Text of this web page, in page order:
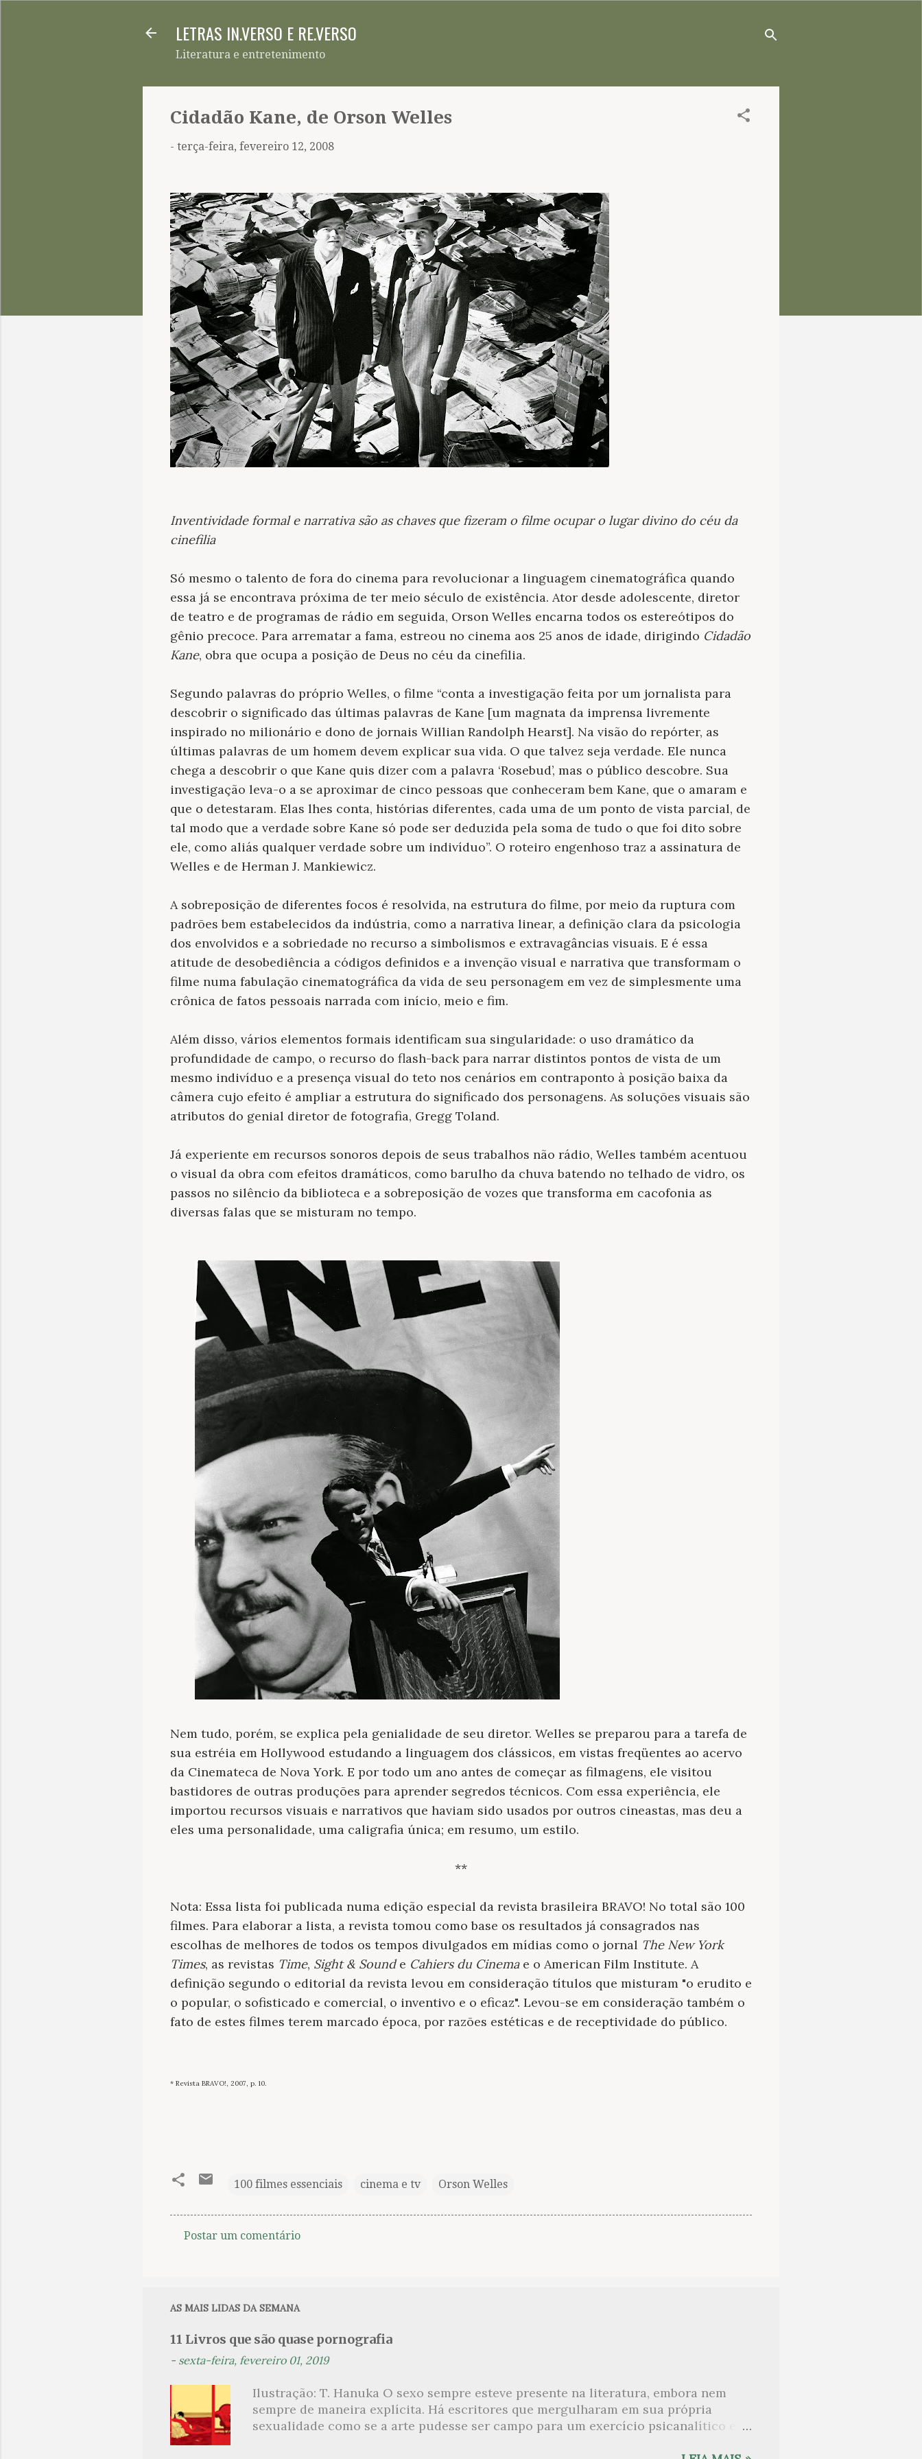
LETRAS IN.VERSO E RE.VERSO
Literatura e entretenimento
Cidadão Kane, de Orson Welles
- terça-feira, fevereiro 12, 2008
Inventividade formal e narrativa são as chaves que fizeram o filme ocupar o lugar divino do céu da
cinefilia
Só mesmo o talento de fora do cinema para revolucionar a linguagem cinematográfica quando
essa já se encontrava próxima de ter meio século de existência. Ator desde adolescente, diretor
de teatro e de programas de rádio em seguida, Orson Welles encarna todos os estereótipos do
gênio precoce. Para arrematar a fama, estreou no cinema aos 25 anos de idade, dirigindo Cidadão
Kane, obra que ocupa a posição de Deus no céu da cinefilia.
Segundo palavras do próprio Welles, o filme “conta a investigação feita por um jornalista para
descobrir o significado das últimas palavras de Kane [um magnata da imprensa livremente
inspirado no milionário e dono de jornais Willian Randolph Hearst]. Na visão do repórter, as
últimas palavras de um homem devem explicar sua vida. O que talvez seja verdade. Ele nunca
chega a descobrir o que Kane quis dizer com a palavra ‘Rosebud’, mas o público descobre. Sua
investigação leva-o a se aproximar de cinco pessoas que conheceram bem Kane, que o amaram e
que o detestaram. Elas lhes conta, histórias diferentes, cada uma de um ponto de vista parcial, de
tal modo que a verdade sobre Kane só pode ser deduzida pela soma de tudo o que foi dito sobre
ele, como aliás qualquer verdade sobre um indivíduo”. O roteiro engenhoso traz a assinatura de
Welles e de Herman J. Mankiewicz.
A sobreposição de diferentes focos é resolvida, na estrutura do filme, por meio da ruptura com
padrões bem estabelecidos da indústria, como a narrativa linear, a definição clara da psicologia
dos envolvidos e a sobriedade no recurso a simbolismos e extravagâncias visuais. E é essa
atitude de desobediência a códigos definidos e a invenção visual e narrativa que transformam o
filme numa fabulação cinematográfica da vida de seu personagem em vez de simplesmente uma
crônica de fatos pessoais narrada com início, meio e fim.
Além disso, vários elementos formais identificam sua singularidade: o uso dramático da
profundidade de campo, o recurso do flash-back para narrar distintos pontos de vista de um
mesmo indivíduo e a presença visual do teto nos cenários em contraponto à posição baixa da
câmera cujo efeito é ampliar a estrutura do significado dos personagens. As soluções visuais são
atributos do genial diretor de fotografia, Gregg Toland.
Já experiente em recursos sonoros depois de seus trabalhos não rádio, Welles também acentuou
o visual da obra com efeitos dramáticos, como barulho da chuva batendo no telhado de vidro, os
passos no silêncio da biblioteca e a sobreposição de vozes que transforma em cacofonia as
diversas falas que se misturam no tempo.
Nem tudo, porém, se explica pela genialidade de seu diretor. Welles se preparou para a tarefa de
sua estréia em Hollywood estudando a linguagem dos clássicos, em vistas freqüentes ao acervo
da Cinemateca de Nova York. E por todo um ano antes de começar as filmagens, ele visitou
bastidores de outras produções para aprender segredos técnicos. Com essa experiência, ele
importou recursos visuais e narrativos que haviam sido usados por outros cineastas, mas deu a
eles uma personalidade, uma caligrafia única; em resumo, um estilo.
**
Nota: Essa lista foi publicada numa edição especial da revista brasileira BRAVO! No total são 100
filmes. Para elaborar a lista, a revista tomou como base os resultados já consagrados nas
escolhas de melhores de todos os tempos divulgados em mídias como o jornal The New York
Times, as revistas Time, Sight & Sounde Cahiers du Cinemae o American Film Institute. A
definição segundo o editorial da revista levou em consideração títulos que misturam "o erudito e
o popular, o sofisticado e comercial, o inventivo e o eficaz". Levou-se em consideração também o
fato de estes filmes terem marcado época, por razões estéticas e de receptividade do público.
* Revista BRAVO!, 2007, p. 10.
100 filmes essenciais cinema e tv Orson Welles
e
t
á
r
o
s
Postar um comentário
AS MAIS LIDAS DA SEMANA
11 Livros que são quase pornografia
- sexta-feira, fevereiro 01, 2019
Ilustração: T. Hanuka O sexo sempre esteve presente na literatura, embora nem
sempre de maneira explícita. Há escritores que mergulharam em sua própria
sexualidade como se a arte pudesse ser campo para um exercício psicanalítico e